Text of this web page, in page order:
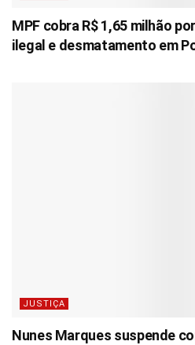
MPF cobra R$ 1,65 milhão
ilegal e desmatamento em
JUSTIÇA
Nunes Marques suspende